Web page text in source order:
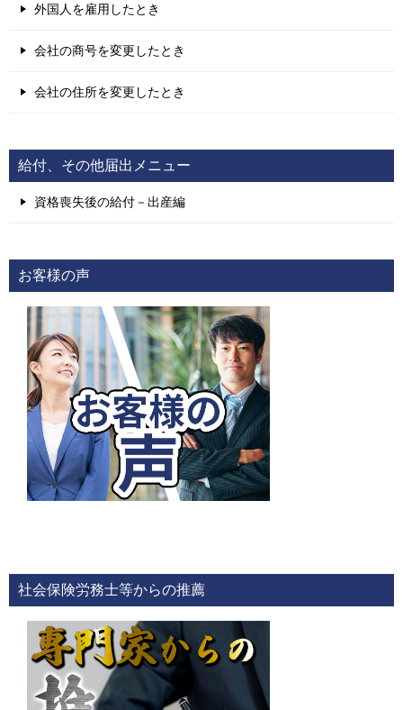
外国人を雇用したとき
会社の商号を変更したとき
会社の住所を変更したとき
給付、その他届出メニュー
資格喪失後の給付－出産編
お客様の声
社会保険労務士等からの推薦